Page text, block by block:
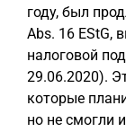
году, был
Abs. 16 EStG,
налоговой
29.06.2020).
которые
но не смогли